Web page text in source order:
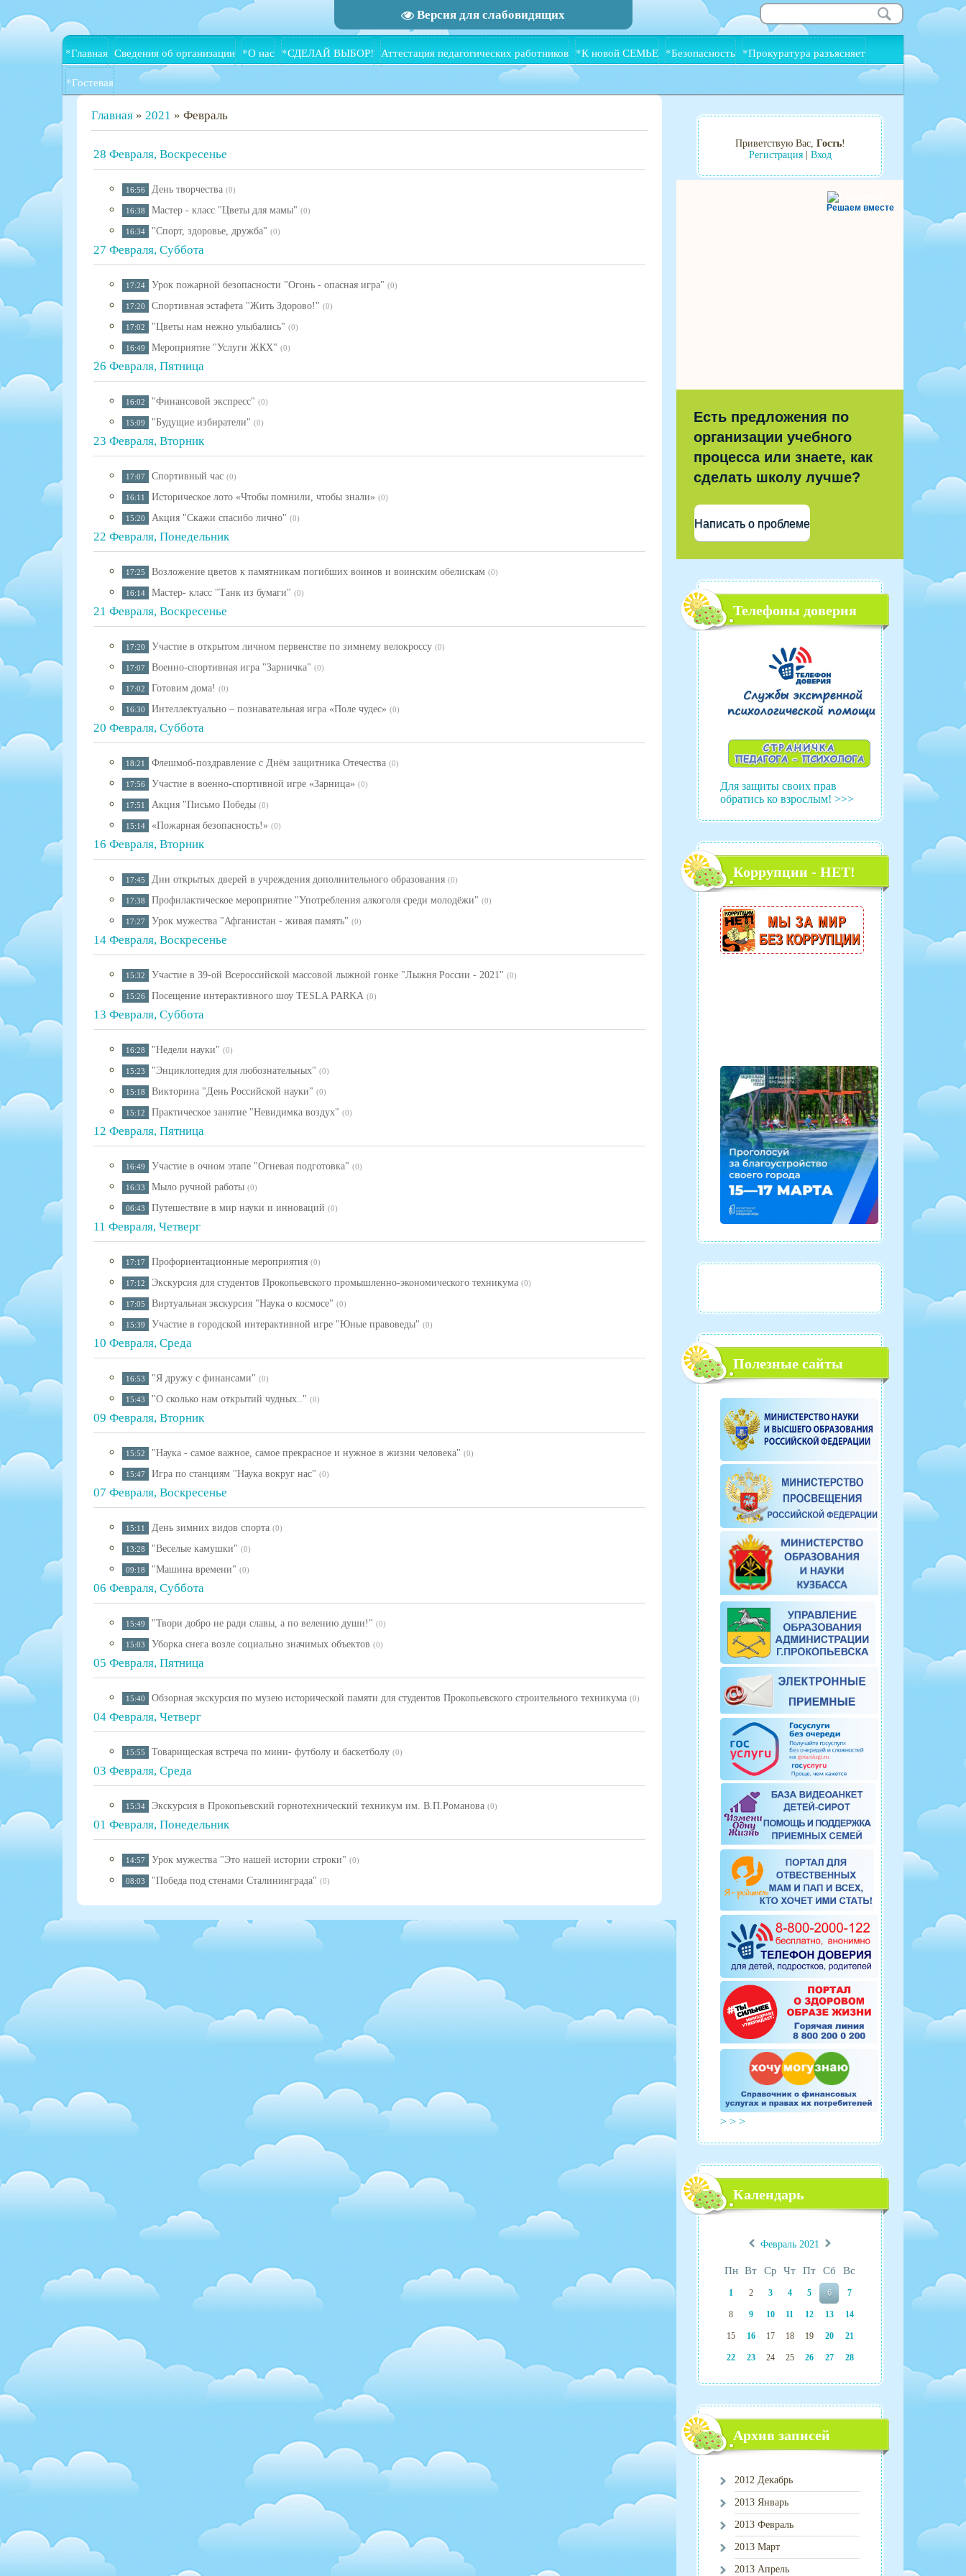
Версия для слабовидящих
*Главная Сведения об организации *О нас *СДЕЛАЙ ВЫБОР! Аттестация педагогических работников *К новой СЕМЬЕ *Безопасность *Прокуратура разъясняет
*Гостевая
Главная » 2021 » Февраль
28 Февраля, Воскресенье
16:56 День творчества (0)
16:38 Мастер - класс "Цветы для мамы" (0)
16:34 "Спорт, здоровье, дружба" (0)
27 Февраля, Суббота
17:24 Урок пожарной безопасности "Огонь - опасная игра" (0)
17:20 Спортивная эстафета "Жить Здорово!" (0)
17:02 "Цветы нам нежно улыбались" (0)
16:49 Мероприятие "Услуги ЖКХ" (0)
26 Февраля, Пятница
16:02 "Финансовой экспресс" (0)
15:09 "Будущие избиратели" (0)
23 Февраля, Вторник
17:07 Спортивный час (0)
16:11 Историческое лото «Чтобы помнили, чтобы знали» (0)
15:20 Акция "Скажи спасибо лично" (0)
22 Февраля, Понедельник
17:25 Возложение цветов к памятникам погибших воинов и воинским обелискам (0)
16:14 Мастер- класс "Танк из бумаги" (0)
21 Февраля, Воскресенье
17:20 Участие в открытом личном первенстве по зимнему велокроссу (0)
17:07 Военно-спортивная игра "Зарничка" (0)
17:02 Готовим дома! (0)
16:30 Интеллектуально – познавательная игра «Поле чудес» (0)
20 Февраля, Суббота
18:21 Флешмоб-поздравление с Днём защитника Отечества (0)
17:56 Участие в военно-спортивной игре «Зарница» (0)
17:51 Акция "Письмо Победы (0)
15:14 «Пожарная безопасность!» (0)
16 Февраля, Вторник
17:45 Дни открытых дверей в учреждения дополнительного образования (0)
17:38 Профилактическое мероприятие "Употребления алкоголя среди молодёжи" (0)
17:27 Урок мужества "Афганистан - живая память" (0)
14 Февраля, Воскресенье
15:32 Участие в 39-ой Всероссийской массовой лыжной гонке "Лыжня России - 2021" (0)
15:26 Посещение интерактивного шоу TESLA PARKA (0)
13 Февраля, Суббота
16:28 "Недели науки" (0)
15:23 "Энциклопедия для любознательных" (0)
15:18 Викторина "День Российской науки" (0)
15:12 Практическое занятие "Невидимка воздух" (0)
12 Февраля, Пятница
16:49 Участие в очном этапе "Огневая подготовка" (0)
16:33 Мыло ручной работы (0)
06:43 Путешествие в мир науки и инноваций (0)
11 Февраля, Четверг
17:17 Профориентационные мероприятия (0)
17:12 Экскурсия для студентов Прокопьевского промышленно-экономического техникума (0)
17:05 Виртуальная экскурсия "Наука о космосе" (0)
15:39 Участие в городской интерактивной игре "Юные правоведы" (0)
10 Февраля, Среда
16:53 "Я дружу с финансами" (0)
15:43 "О сколько нам открытий чудных.." (0)
09 Февраля, Вторник
15:52 ​​​​"Наука - самое важное, самое прекрасное и нужное в жизни человека" (0)
15:47 Игра по станциям "Наука вокруг нас" (0)
07 Февраля, Воскресенье
15:11 День зимних видов спорта (0)
13:28 "Веселые камушки" (0)
09:18 "Машина времени" (0)
06 Февраля, Суббота
15:49 "Твори добро не ради славы, а по велению души!" (0)
15:03 Уборка снега возле социально значимых объектов (0)
05 Февраля, Пятница
15:40 Обзорная экскурсия по музею исторической памяти для студентов Прокопьевского строительного техникума (0)
04 Февраля, Четверг
15:55 Товарищеская встреча по мини- футболу и баскетболу (0)
03 Февраля, Среда
15:34 Экскурсия в Прокопьевский горнотехнический техникум им. В.П.Романова (0)
01 Февраля, Понедельник
14:57 Урок мужества "Это нашей истории строки" (0)
08:03 "Победа под стенами Сталининграда" (0)
Приветствую Вас, Гость!
Регистрация| Вход
Решаем вместе
Есть предложения по
организации учебного
процесса или знаете, как
сделать школу лучше?
Написать о проблеме
Телефоны доверия
Для защиты своих прав
обратись ко взрослым! >>>
Коррупции - НЕТ!
Полезные сайты
> > >
Календарь
Февраль 2021
Пн Вт Ср Чт Пт Сб Вс
1 2 3 4 5 6 7
8 9 10 11 12 13 14
15 16 17 18 19 20 21
22 23 24 25 26 27 28
Архив записей
2012 Декабрь
2013 Январь
2013 Февраль
2013 Март
2013 Апрель